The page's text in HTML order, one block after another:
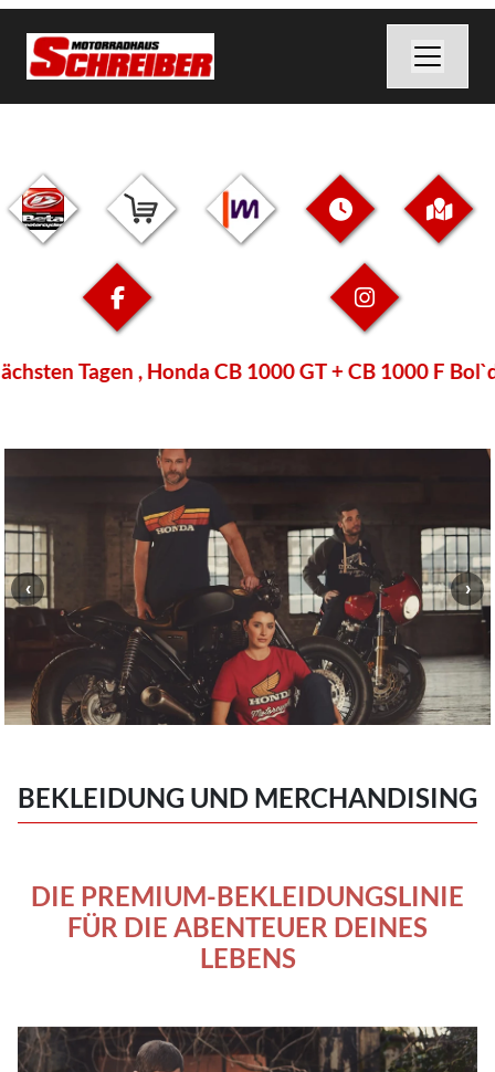
Tagen , Honda CB 1000 GT + CB 1000 F
BEKLEIDUNG UND MERCHANDISING
DIE PREMIUM-BEKLEIDUNGSLINIE
FÜR DIE ABENTEUER DEINES
LEBENS